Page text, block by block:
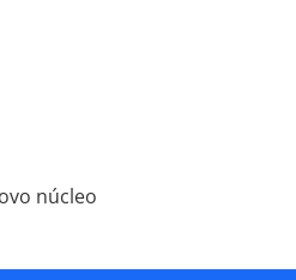
núcleo